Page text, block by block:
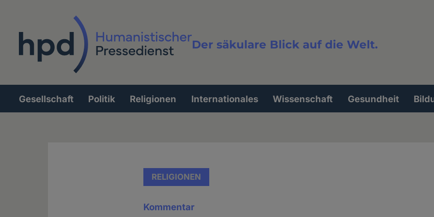
Der säkulare Blick auf die Welt.
Volltextsuche
Hauptnavigation
Gesellschaft Politik Religionen Internationales Wissenschaft Gesundheit
RELIGIONEN
Kommentar